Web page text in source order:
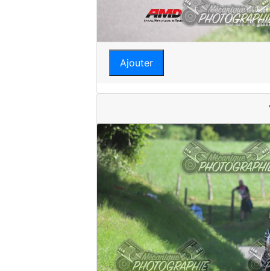
Ajouter